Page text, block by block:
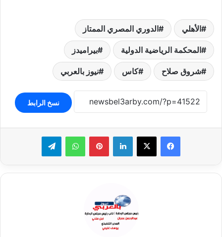
الأهلي الدوري المصري الممتاز
المحكمة الرياضية الدولية بيراميدز
شروق صلاح كاس نيوز بالعربي
نسخ الرابط
لينكدإن بينتيريستواتساب تيلقرام